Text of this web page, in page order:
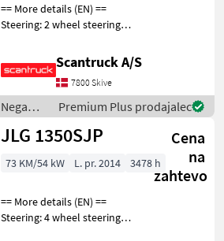
== More details (EN) ==
Steering: 2 wheel steering
Afsmitningsfrie hjul, str. 100
x 323 Wheel rear type:
Afsmitningsfrie hjul, str. 100
x 323 Ba
Scantruck A/S
7800 Skive
Nega
dreves /
JLG
Premium Plus prodajalec
JLG 1350SJP
Cena
na
zahtevo
73 KM/54 kW L. pr. 2014 3478 h
== More details (EN) ==
Steering: 4 wheel steering